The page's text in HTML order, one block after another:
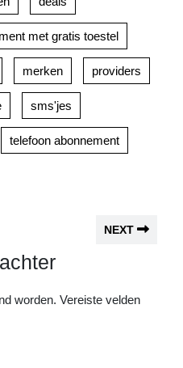
met gratis toestel
merken providers
sms'jes
telefoon abonnement
NEXT
worden. Vereiste velden